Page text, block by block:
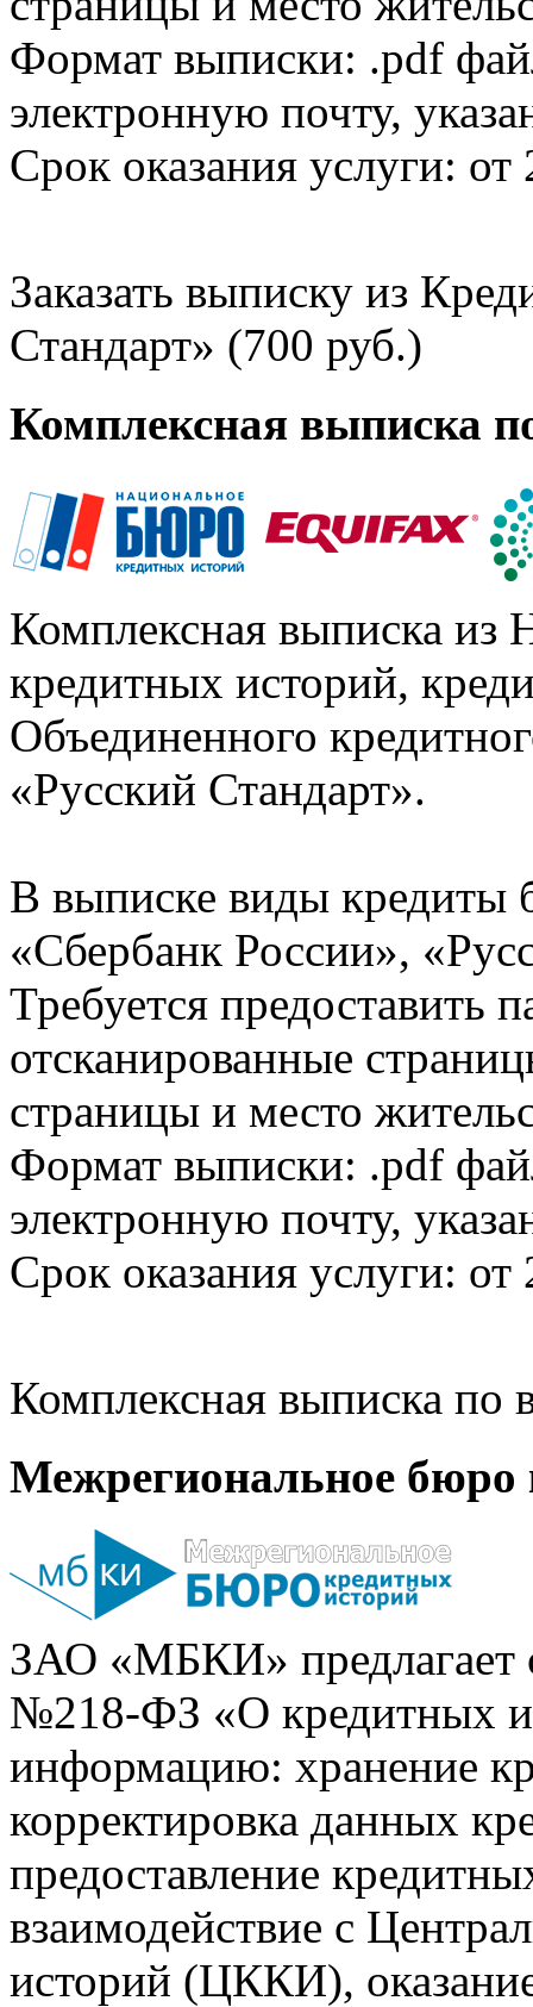
Формат выписки: .pdf
электронную почту,
Срок оказания услуги: от
Заказать выписку из
Стандарт» (700 руб.)
Комплексная выписка
Комплексная выписка из
кредитных историй,
Объединенного
«Русский Стандарт».
В выписке виды кредиты
«Сбербанк России»,
Требуется предоставить
отсканированные
страницы и место
Формат выписки: .pdf
электронную почту,
Срок оказания услуги: от
Комплексная выписка
Межрегиональное бюро
ЗАО «МБКИ» предлагает
№218-ФЗ «О кредитных
информацию: хранение
корректировка данных
предоставление
взаимодействие с
историй (ЦККИ),